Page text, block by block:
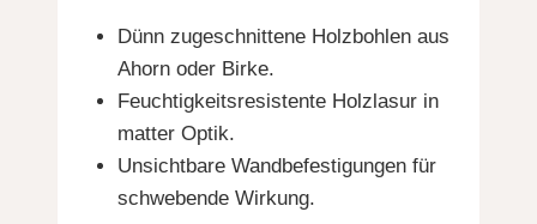
Dünn zugeschnittene Holzbohlen aus
Ahorn oder Birke.
Feuchtigkeitsresistente Holzlasur in
matter Optik.
Unsichtbare Wandbefestigungen für
schwebende Wirkung.